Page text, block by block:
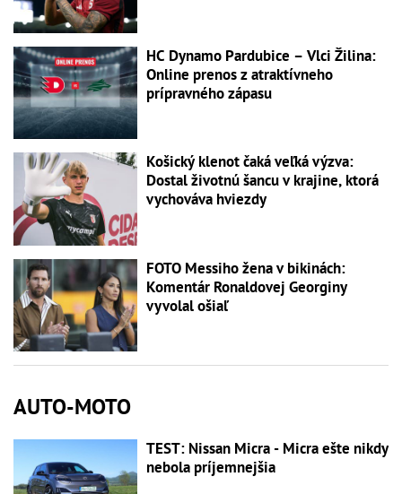
HC Dynamo Pardubice – Vlci Žilina:
Online prenos z atraktívneho
prípravného zápasu
Košický klenot čaká veľká výzva:
Dostal životnú šancu v krajine, ktorá
vychováva hviezdy
FOTO Messiho žena v bikinách:
Komentár Ronaldovej Georginy
vyvolal ošiaľ
AUTO-MOTO
TEST: Nissan Micra - Micra ešte nikdy
nebola príjemnejšia